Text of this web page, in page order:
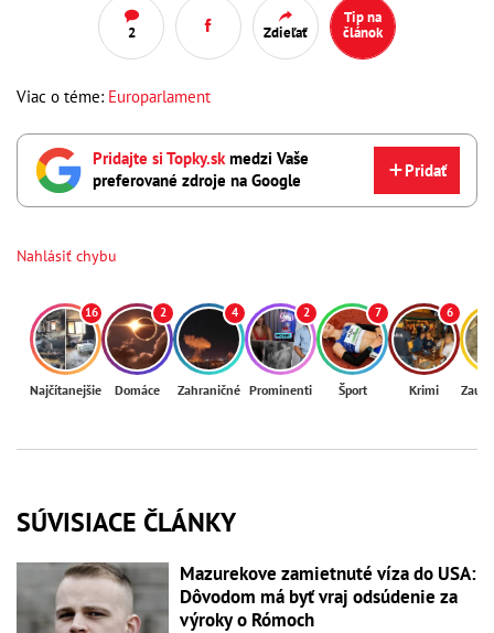
2 Zdieľať
Tip na
článok
Viac o téme: Europarlament
Pridajte si Topky.skmedzi Vaše
preferované zdroje na Google
Pridať
Nahlásiť chybu
16
Najčítanejšie
2
Domáce
4
Zahraničné
2
Prominenti
7
Šport
6
Krimi
SÚVISIACE ČLÁNKY
Mazurekove zamietnuté víza do USA:
Dôvodom má byť vraj odsúdenie za
výroky o Rómoch